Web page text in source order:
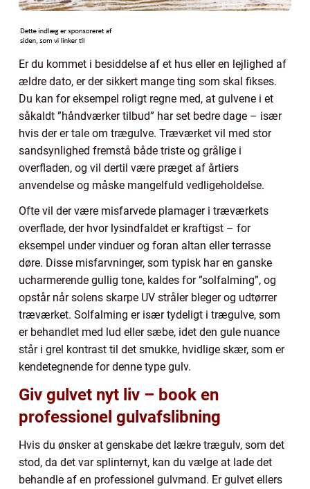
Er du kommet i besiddelse af et hus eller en lejlighed af
ældre dato, er der sikkert mange ting som skal fikses.
Du kan for eksempel roligt regne med, at gulvene i et
såkaldt ”håndværker tilbud” har set bedre dage – især
hvis der er tale om trægulve. Træværket vil med stor
sandsynlighed fremstå både triste og grålige i
overfladen, og vil dertil være præget af årtiers
anvendelse og måske mangelfuld vedligeholdelse.
Ofte vil der være misfarvede plamager i træværkets
overflade, der hvor lysindfaldet er kraftigst – for
eksempel under vinduer og foran altan eller terrasse
døre. Disse misfarvninger, som typisk har en ganske
ucharmerende gullig tone, kaldes for ”solfalming”, og
opstår når solens skarpe UV stråler bleger og udtørrer
træværket. Solfalming er især tydeligt i trægulve, som
er behandlet med lud eller sæbe, idet den gule nuance
står i grel kontrast til det smukke, hvidlige skær, som er
kendetegnende for denne type gulv.
Giv gulvet nyt liv – book en
professionel gulvafslibning
Hvis du ønsker at genskabe det lækre trægulv, som det
stod, da det var splinternyt, kan du vælge at lade det
behandle af en professionel gulvmand. Er gulvet ellers